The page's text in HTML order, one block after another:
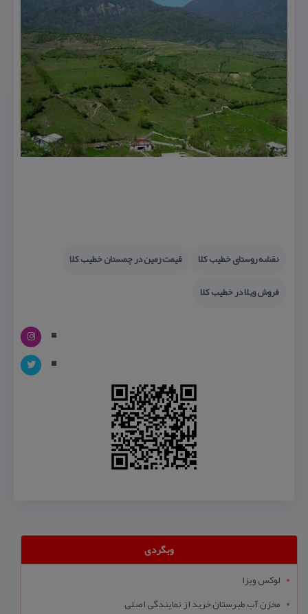
نقشه روستای خطیب كلا
قیمت زمین در چمستان خطیب كلا
فروش ویلا در خطیب كلا
وبگردی
لوکس ویزا
مخزن آب طبرستان خرید از نمایندگی اصلی